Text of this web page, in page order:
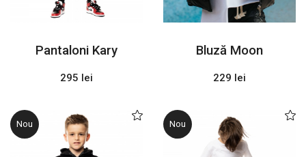
Pantaloni Kary
295 lei
Bluză Moon
229 lei
Nou Nou